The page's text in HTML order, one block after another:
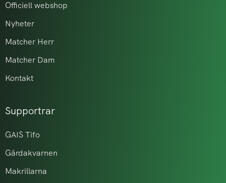
Officiell webshop
Nyheter
Matcher Herr
Matcher Dam
Kontakt
Supportrar
GAIS Tifo
Gårdakvarnen
Makrillarna